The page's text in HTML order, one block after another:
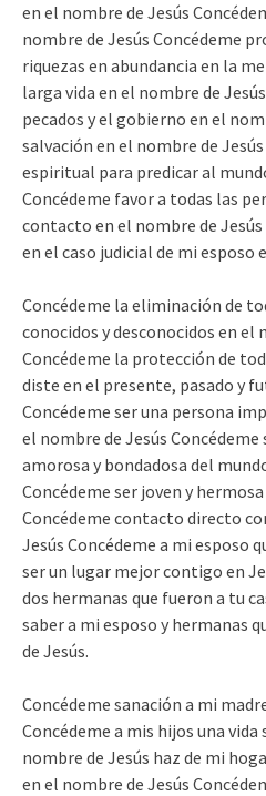
en el nombre de Jesús
nombre de Jesús Concédeme
riquezas en abundancia en la
larga vida en el nombre de
pecados y el gobierno en el
salvación en el nombre de
espiritual para predicar al
Concédeme favor a todas las
contacto en el nombre de
en el caso judicial de mi esposo
Concédeme la eliminación de
conocidos y desconocidos en el
Concédeme la protección de
diste en el presente, pasado y
Concédeme ser una persona
el nombre de Jesús Concédeme
amorosa y bondadosa del
Concédeme ser joven y
Concédeme contacto directo
Jesús Concédeme a mi esposo
ser un lugar mejor contigo en
dos hermanas que fueron a tu
saber a mi esposo y hermanas
de Jesús.
Concédeme sanación a mi
Concédeme a mis hijos una
nombre de Jesús haz de mi
en el nombre de Jesús